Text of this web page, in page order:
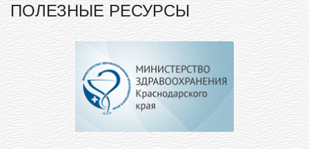
ПОЛЕЗНЫЕ РЕСУРСЫ